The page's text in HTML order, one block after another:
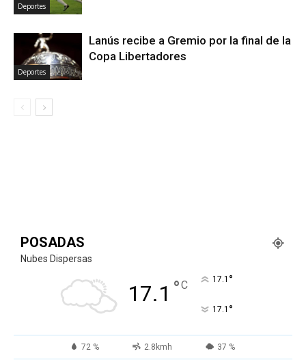
Deportes
Deportes
Lanús recibe a Gremio por la final de la
Copa Libertadores
POSADAS
Nubes Dispersas
17.1 °C 17.1 °
17.1 °
72 % 2.8kmh 37 %